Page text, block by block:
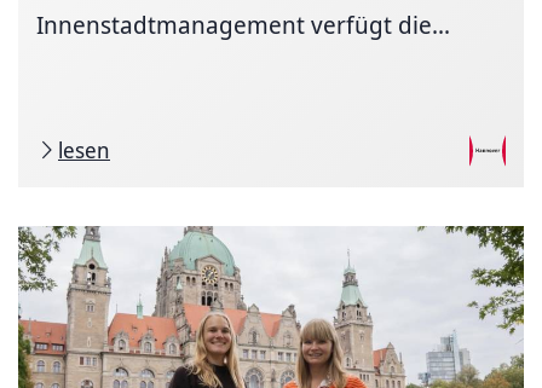
Innenstadtmanagement verfügt die...
lesen